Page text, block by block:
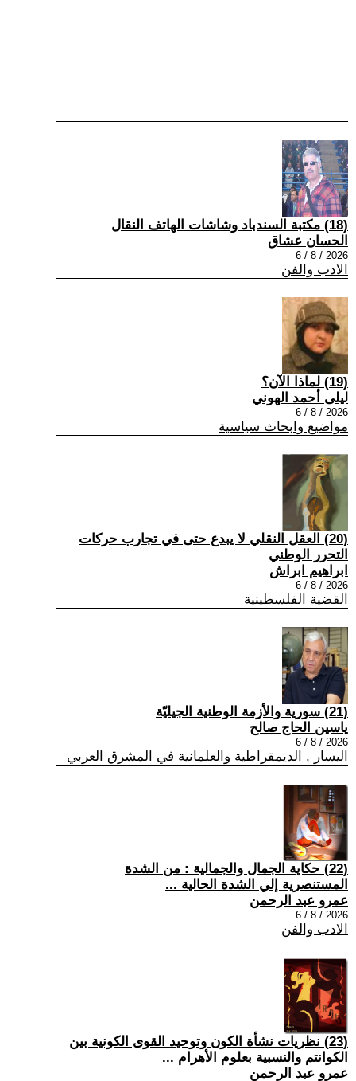
(18) مكتبة السندباد وشاشات الهاتف النقال
الحسان عشاق
2026 / 8 / 6
الادب والفن
(19) لماذا الآن؟
ليلى أحمد الهوني
2026 / 8 / 6
مواضيع وابحاث سياسية
(20) العقل النقلي لا يبدع حتى في تجارب حركات
التحرر الوطني
ابراهيم ابراش
2026 / 8 / 6
القضية الفلسطينية
(21) سورية والأزمة الوطنية الجيليّة
ياسين الحاج صالح
2026 / 8 / 6
اليسار , الديمقراطية والعلمانية في المشرق العربي
(22) حكاية الجمال والجمالية : من الشدة
المستنصرية إلي الشدة الحالية ...
عمرو عبد الرحمن
2026 / 8 / 6
الادب والفن
(23) نظريات نشأة الكون وتوحيد القوى الكونية بين
الكوانتم والنسبية بعلوم الأهرام ...
عمرو عبد الرحمن